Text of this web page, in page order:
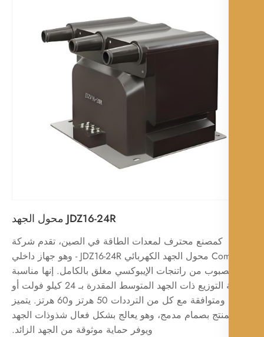
JDZ16-24R محول الجهد
كمصنع محترف لمعدات الطاقة في الصين، تقدم شركة
Comewill محول الجهد الكهربائي JDZ16-24R - وهو جهاز داخلي
من راتنجات الإيبوكسي مغلق بالكامل. إنها مناسبة
لأنظمة التوزيع ذات الجهد المتوسط ​​المقدرة بـ 24 كيلو فولت أو
أقل، ومتوافقة مع كل من الترددات 50 هرتز و60 هرتز. يتميز
بصمام مدمج، وهو يعالج بشكل فعال شذوذات الجهد
ويوفر حماية موثوقة من الجهد الزائد.